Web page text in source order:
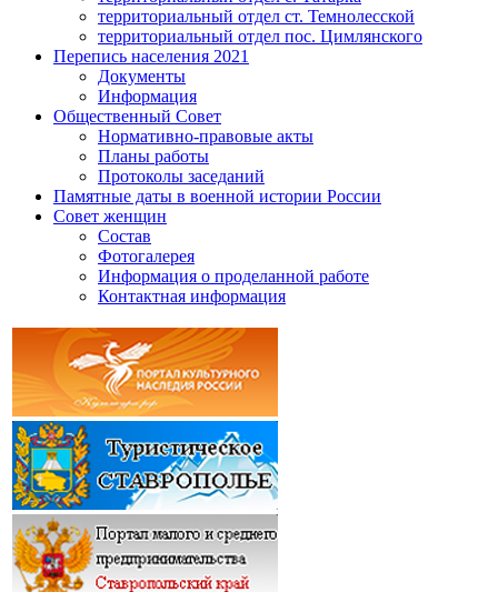
территориальный отдел ст. Темнолесской
территориальный отдел пос. Цимлянского
Перепись населения 2021
Документы
Информация
Общественный Совет
Нормативно-правовые акты
Планы работы
Протоколы заседаний
Памятные даты в военной истории России
Совет женщин
Состав
Фотогалерея
Информация о проделанной работе
Контактная информация